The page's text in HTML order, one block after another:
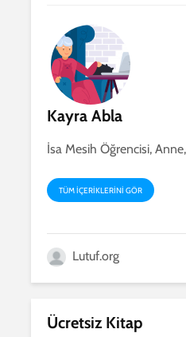
Kayra Abla
İsa Mesih Öğrencisi,
TÜM IÇERIKLERINI GÖR
Lutuf.org
Ücretsiz Kitap